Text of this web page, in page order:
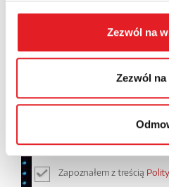
Zezwól na
Zezwól
Wyrażam zgodę na
temat przetwarzania
prywatności.*
Zapoznałem z treścią